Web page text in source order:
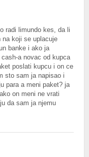
radi limundo kes, da li
na koji se uplacuje
banke i ako ja
a novac od kupca
poslati kupcu i on ce
sto sam ja napisao i
para a meni paket? ja
on meni ne vrati
da sam ja njemu